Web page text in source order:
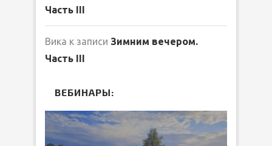
Часть III
Вика к записи Зимним вечером.
Часть III
ВЕБИНАРЫ: